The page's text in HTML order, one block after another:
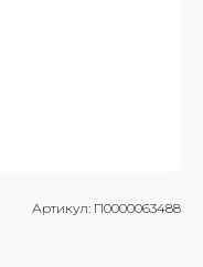
Артикул: П0000063488